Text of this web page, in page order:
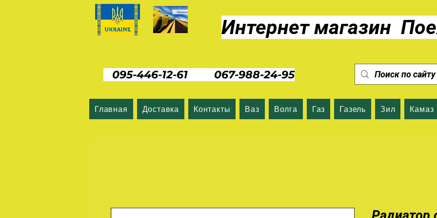
Интернет магазин
095-446-12-61 067-988-24-95
Главная Доставка Контакты Ваз Волга Газ Газель Зил Камаз